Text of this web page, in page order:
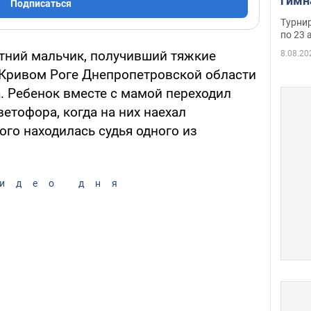
Подписаться
мальчик, получивший тяжкие
Роге Днепропетровской области
Ребенок вместе с мамой переходил
когда на них наехал
находилась судья одного из
дня
на
по 23